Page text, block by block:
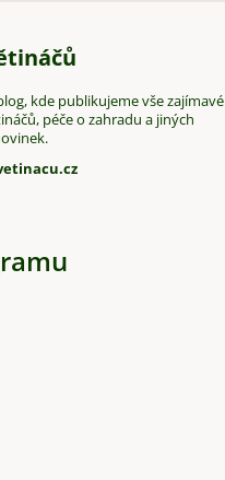
kde publikujeme vše zajímavé
péče o zahradu a jiných